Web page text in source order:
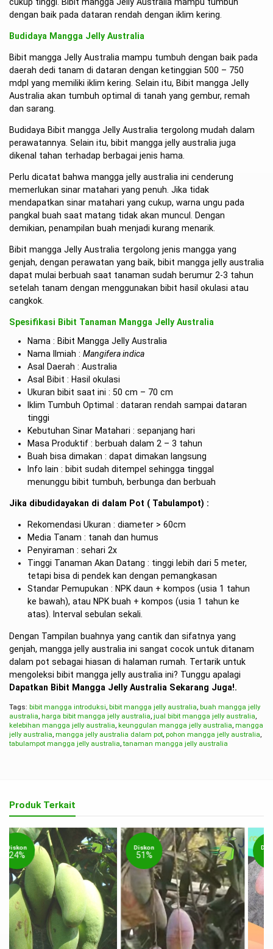
dengan baik pada dataran rendah dengan iklim kering.
Budidaya Mangga Jelly Australia
Bibit mangga Jelly Australia mampu tumbuh dengan baik pada
daerah dedi tanam di dataran dengan ketinggian 500 – 750
mdpl yang memiliki iklim kering. Selain itu, Bibit mangga Jelly
Australia akan tumbuh optimal di tanah yang gembur, remah
dan sarang.
Budidaya Bibit mangga Jelly Australia tergolong mudah dalam
perawatannya. Selain itu, bibit mangga jelly australia juga
dikenal tahan terhadap berbagai jenis hama.
Perlu dicatat bahwa mangga jelly australia ini cenderung
memerlukan sinar matahari yang penuh. Jika tidak
mendapatkan sinar matahari yang cukup, warna ungu pada
pangkal buah saat matang tidak akan muncul. Dengan
demikian, penampilan buah menjadi kurang menarik.
Bibit mangga Jelly Australia tergolong jenis mangga yang
genjah, dengan perawatan yang baik, bibit mangga jelly australia
dapat mulai berbuah saat tanaman sudah berumur 2-3 tahun
setelah tanam dengan menggunakan bibit hasil okulasi atau
cangkok.
Spesifikasi Bibit Tanaman Mangga Jelly Australia
Nama : Bibit Mangga Jelly Australia
Nama Ilmiah : Mangifera indica
Asal Daerah : Australia
Asal Bibit : Hasil okulasi
Ukuran bibit saat ini : 50 cm – 70 cm
Iklim Tumbuh Optimal : dataran rendah sampai dataran
tinggi
Kebutuhan Sinar Matahari : sepanjang hari
Masa Produktif : berbuah dalam 2 – 3 tahun
Buah bisa dimakan : dapat dimakan langsung
Info lain : bibit sudah ditempel sehingga tinggal
menunggu bibit tumbuh, berbunga dan berbuah
Jika dibudidayakan di dalam Pot ( Tabulampot) :
Rekomendasi Ukuran : diameter > 60cm
Media Tanam : tanah dan humus
Penyiraman : sehari 2x
Tinggi Tanaman Akan Datang : tinggi lebih dari 5 meter,
tetapi bisa di pendek kan dengan pemangkasan
Standar Pemupukan : NPK daun + kompos (usia 1 tahun
ke bawah), atau NPK buah + kompos (usia 1 tahun ke
atas). Interval sebulan sekali.
Dengan Tampilan buahnya yang cantik dan sifatnya yang
genjah, mangga jelly australia ini sangat cocok untuk ditanam
dalam pot sebagai hiasan di halaman rumah. Tertarik untuk
mengoleksi bibit mangga jelly australia ini? Tunggu apalagi
Dapatkan Bibit Mangga Jelly Australia Sekarang Juga!.
Tags: bibit mangga introduksi bibit mangga jelly australia buah mangga jelly
australia harga bibit mangga jelly australia jual bibit mangga jelly australia
kelebihan mangga jelly australia keunggulan mangga jelly australia mangga
jelly australia mangga jelly australia dalam pot pohon mangga jelly australia
tabulampot mangga jelly australia ,tanaman mangga jelly australia
Produk Terkait
Diskon
51%
Diskon
40%